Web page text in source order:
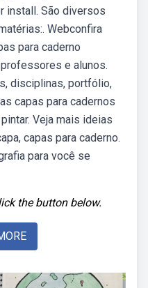
install. São diversos
Webconfira
para caderno
e alunos.
disciplinas, portfólio,
capas para cadernos
Veja mais ideias
capas para caderno.
para você se
the button below.